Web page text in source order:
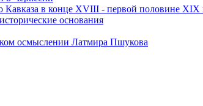
Кавказа в конце XVIII - первой половине
основания
осмыслении Латмира Пшукова